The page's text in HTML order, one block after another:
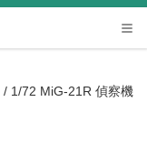
/ 1/72 MiG-21R 偵察機